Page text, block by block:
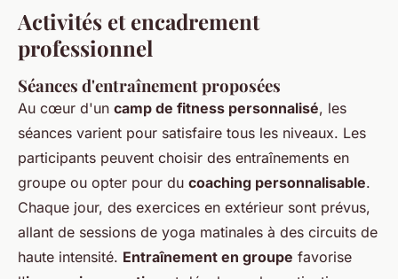
Activités et encadrement
professionnel
Séances d'entraînement proposées
Au cœur d'un camp de fitness personnalisé, les
séances varient pour satisfaire tous les niveaux. Les
participants peuvent choisir des entraînements en
groupe ou opter pour du coaching personnalisable.
Chaque jour, des exercices en extérieur sont prévus,
allant de sessions de yoga matinales à des circuits de
haute intensité. Entraînement en groupe favorise